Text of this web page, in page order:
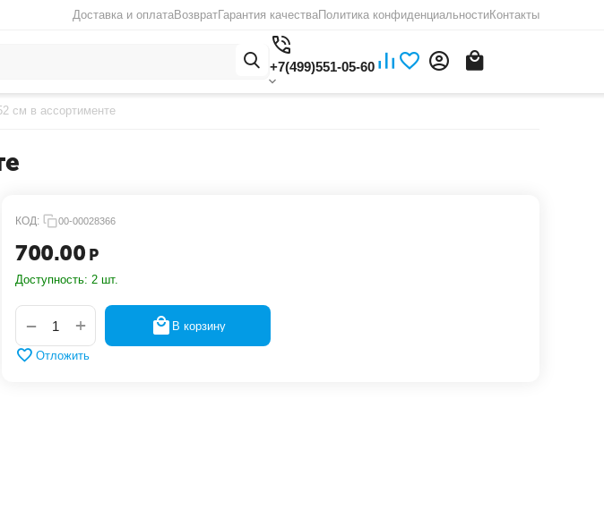
Доставка и оплатаВозвратГарантия качестваПолитика конфиденциальностиКонтакты
+7(499)551-05-60
см в ассортименте
КОД: 00-00028366
700.00 Р
Доступность: 2 шт.
+
− В корзину
Отложить